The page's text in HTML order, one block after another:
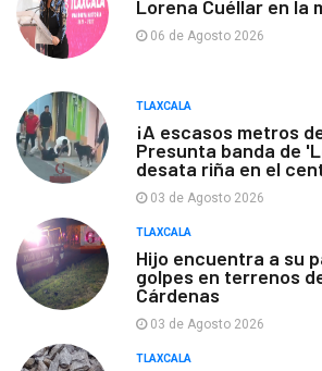
Lorena Cuéllar en la
06 de Agosto 2026
TLAXCALA
¡A escasos metros
Presunta banda de
desata riña en el
03 de Agosto 2026
TLAXCALA
Hijo encuentra a su
golpes en terrenos
Cárdenas
03 de Agosto 2026
TLAXCALA